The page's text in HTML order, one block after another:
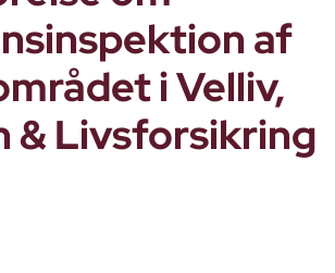
af
i Velliv,
& Livsforsikring